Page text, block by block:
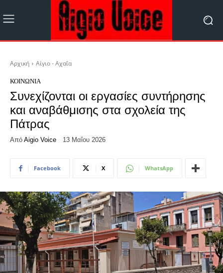
Αρχική Αίγιο - Αχαΐα
ΚΟΙΝΩΝΊΑ
Συνεχίζονται οι εργασίες συντήρησης
και αναβάθμισης στα σχολεία της
Πάτρας
Από Aigio Voice 13 Μαΐου 2026
Facebook X WhatsApp